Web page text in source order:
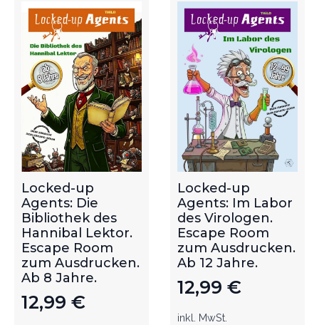
Locked-up
Agents: Die
Bibliothek des
Hannibal Lektor.
Escape Room
zum Ausdrucken.
Ab 8 Jahre.
12,99 €
Locked-up
Agents: Im Labor
des Virologen.
Escape Room
zum Ausdrucken.
Ab 12 Jahre.
12,99 €
inkl. MwSt.